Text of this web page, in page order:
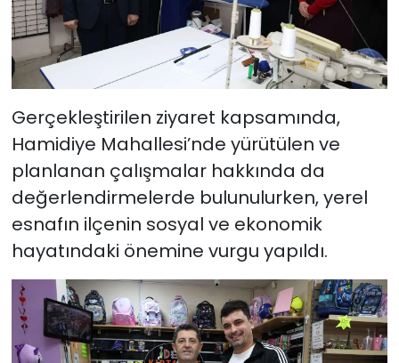
Gerçekleştirilen ziyaret kapsamında,
Hamidiye Mahallesi’nde yürütülen ve
planlanan çalışmalar hakkında da
değerlendirmelerde bulunulurken, yerel
esnafın ilçenin sosyal ve ekonomik
hayatındaki önemine vurgu yapıldı.